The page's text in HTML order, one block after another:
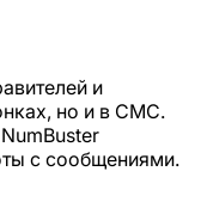
и
но и в СМС.
с сообщениями.